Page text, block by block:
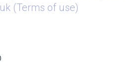
(Terms of use)